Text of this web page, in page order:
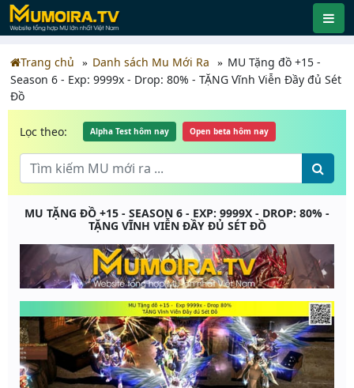
Trang chủ Danh sách Mu Mới Ra
MU Tặng đồ +15 -
Season 6 - Exp: 9999x - Drop: 80% - TẶNG Vĩnh Viễn Đầy đủ Sét
Đồ
Lọc theo: Alpha Test hôm nay Open beta hôm nay
MU TẶNG ĐỒ +15 - SEASON 6 - EXP: 9999X - DROP: 80% -
TẶNG VĨNH VIỄN ĐẦY ĐỦ SÉT ĐỒ